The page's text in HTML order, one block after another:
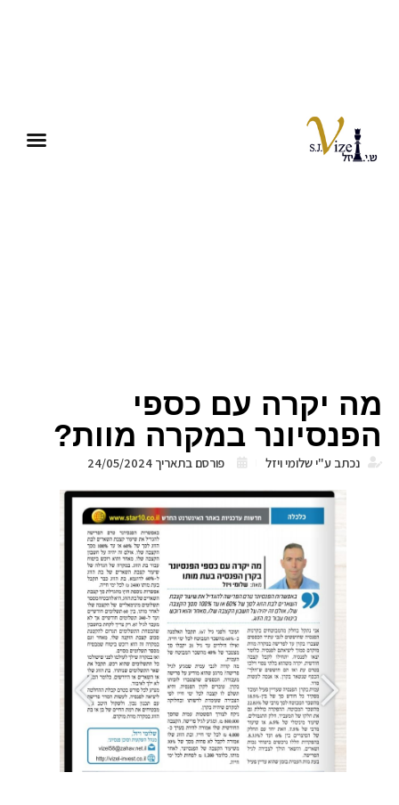
מה יקרה עם כספי
הפנסיונר במקרה מוות?
נכתב ע"ישלומי ויזל פורסם בתאריך 24/05/2024